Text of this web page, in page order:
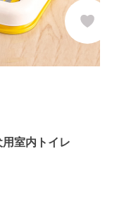
室内トイレ